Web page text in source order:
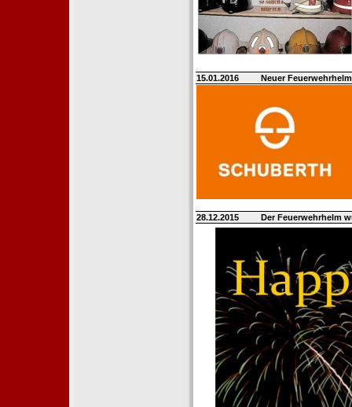
15.01.2016 Neuer
28.12.2015 Der Feuerwehrhelm